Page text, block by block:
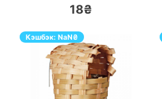
18₴
Кэшбэк: NaN₴